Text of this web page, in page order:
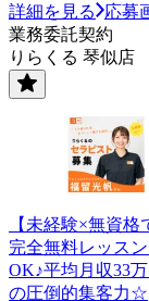
詳細を見る
応募
業務委託契約
りらくる 琴似店
【未経験×無資
完全無料レッス
OK♪平均月収33
の圧倒的集客力☆